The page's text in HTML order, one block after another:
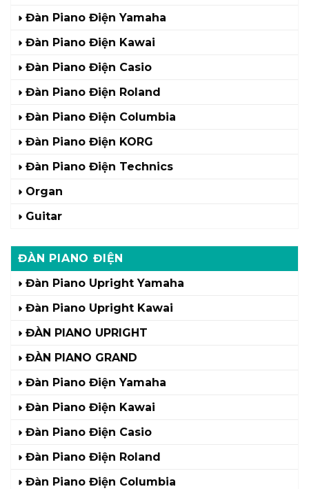
Đàn Piano Điện Yamaha
Đàn Piano Điện Kawai
Đàn Piano Điện Casio
Đàn Piano Điện Roland
Đàn Piano Điện Columbia
Đàn Piano Điện KORG
Đàn Piano Điện Technics
Organ
Guitar
ĐÀN PIANO ĐIỆN
Đàn Piano Upright Yamaha
Đàn Piano Upright Kawai
ĐÀN PIANO UPRIGHT
ĐÀN PIANO GRAND
Đàn Piano Điện Yamaha
Đàn Piano Điện Kawai
Đàn Piano Điện Casio
Đàn Piano Điện Roland
Đàn Piano Điện Columbia